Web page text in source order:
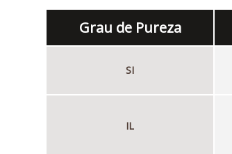
Grau de Pureza
SI
IL